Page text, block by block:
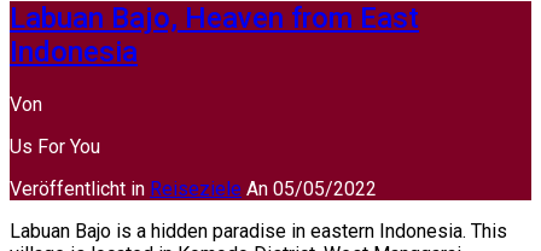
Labuan Bajo, Heaven from East
Indonesia
Von
Us For You
Veröffentlicht in Reiseziele An 05/05/2022
Labuan Bajo is a hidden paradise in eastern Indonesia. This